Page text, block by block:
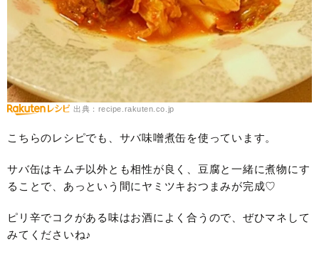
出典：recipe.rakuten.co.jp
こちらのレシピでも、サバ味噌煮缶を使っています。
サバ缶はキムチ以外とも相性が良く、豆腐と一緒に煮物にす
ることで、あっという間にヤミツキおつまみが完成♡
ピリ辛でコクがある味はお酒によく合うので、ぜひマネして
みてくださいね♪